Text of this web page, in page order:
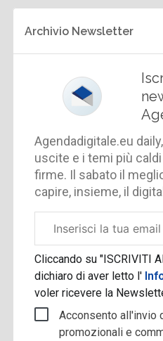
Archivio Newsletter
Agendadigitale.eu
uscite e i temi più
firme. Il sabato il
capire, insieme, il
aziendale
Cliccando su "ISCRIVITI
dichiaro di aver letto l'
voler ricevere la
Acconsento all'invio
promozionali e